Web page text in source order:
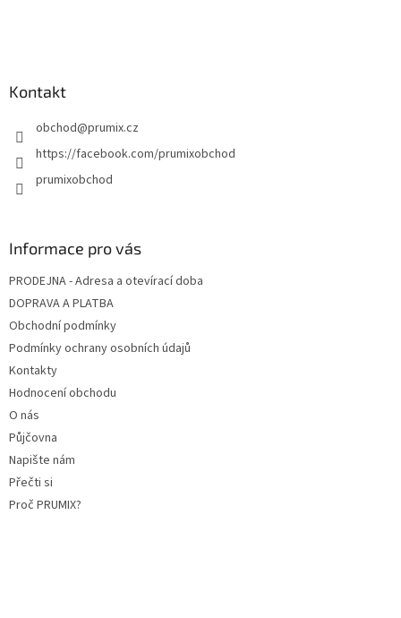
Kontakt
obchod@prumix.cz
https://facebook.com/prumixobchod
prumixobchod
Informace pro vás
PRODEJNA - Adresa a otevírací doba
DOPRAVA A PLATBA
Obchodní podmínky
Podmínky ochrany osobních údajů
Kontakty
Hodnocení obchodu
O nás
Půjčovna
Napište nám
Přečti si
Proč PRUMIX?